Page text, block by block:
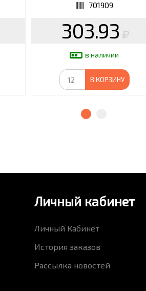
701909
303.93
в наличии
В КОРЗИНУ
Личный кабинет
Личный Кабинет
История заказов
Рассылка новостей